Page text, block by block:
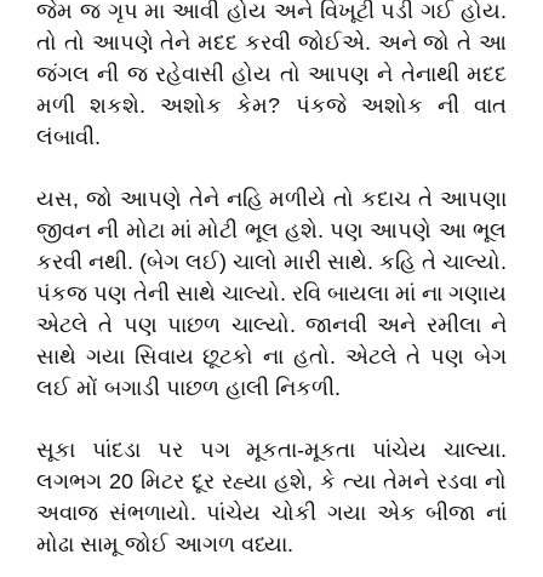
જેમ જ ગૃપ મા આવી હોય અને વિખૂટી પડી ગઈ હોય.
તો તો આપણે તેને મદદ કરવી જોઈએ. અને જો તે આ
જંગલ ની જ રહેવાસી હોય તો આપણ ને તેનાથી મદદ
મળી શકશે. અશોક કેમ? પંકજે અશોક ની વાત
લંબાવી.
યસ, જો આપણે તેને નહિ મળીયે તો કદાચ તે આપણા
જીવન ની મોટા માં મોટી ભૂલ હશે. પણ આપણે આ ભૂલ
કરવી નથી. (બેગ લઈ) ચાલો મારી સાથે. કહિ તે ચાલ્યો.
પંકજ પણ તેની સાથે ચાલ્યો. રવિ બાયલા માં ના ગણાય
એટલે તે પણ પાછળ ચાલ્યો. જાનવી અને રમીલા ને
સાથે ગયા સિવાય છૂટકો ના હતો. એટલે તે પણ બેગ
લઈ મોં બગાડી પાછળ હાલી નિકળી.
સૂકા પાંદડા પર પગ મૂકતા-મૂકતા પાંચેય ચાલ્યા.
લગભગ 20 મિટર દૂર રહ્યા હશે, કે ત્યા તેમને રડવા નો
અવાજ સંભળાયો. પાંચેય ચોકી ગયા એક બીજા નાં
મોઢા સામૂ જોઈ આગળ વધ્યા.